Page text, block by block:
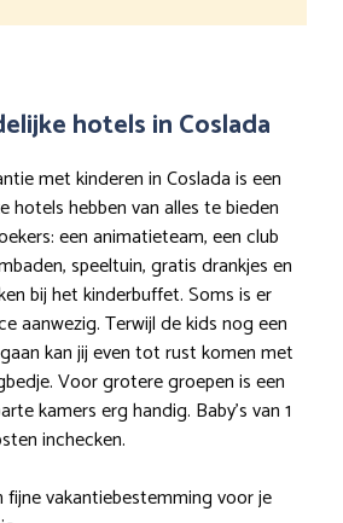
hotels in Coslada
met kinderen in Coslada is een
hotels hebben van alles te bieden
een animatieteam, een club
speeltuin, gratis drankjes en
bij het kinderbuffet. Soms is er
aanwezig. Terwijl de kids nog een
kan jij even tot rust komen met
Voor grotere groepen is een
kamers erg handig. Baby’s van 1
inchecken.
fijne vakantiebestemming voor je